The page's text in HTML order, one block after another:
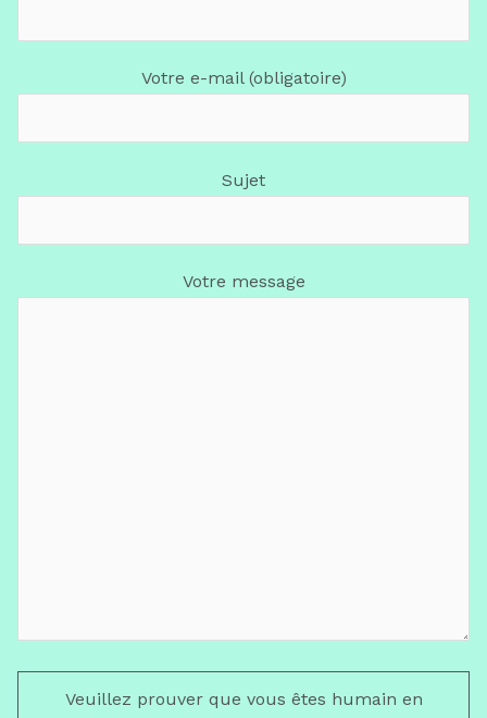
Votre e-mail (obligatoire)
Sujet
Votre message
Veuillez prouver que vous êtes humain en